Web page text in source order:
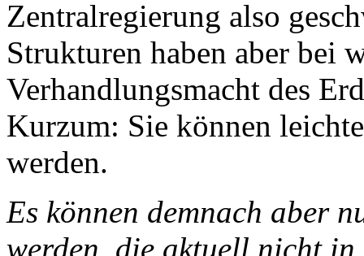
Zentralregierung also
Strukturen haben aber bei
Verhandlungsmacht des
Kurzum: Sie können
werden.
Es können demnach aber
werden, die aktuell nicht